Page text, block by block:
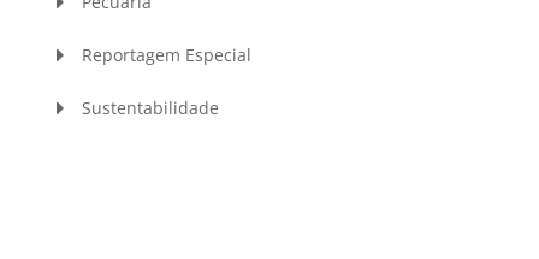
Reportagem Especial
Sustentabilidade